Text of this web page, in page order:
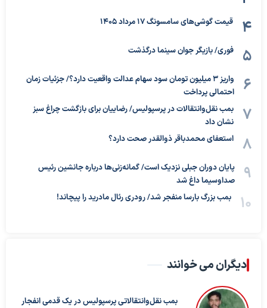
قیمت گوشی‌های سامسونگ 17 مرداد 1405
فوری/ بازیگر جوان سینما درگذشت
واریز ۳ میلیون تومان سود سهام عدالت واقعیت دارد؟/ جزئیات زمان
احتمالی پرداخت
بمب نقل‌وانتقالات در پرسپولیس/ رضاییان برای بازگشت چراغ سبز
نشان داد
استعفای محمدباقر ذوالقدر صحت دارد؟
پایان دوران جبلی نزدیک است/ گمانه‌زنی‌ها درباره جانشین رئیس
صداوسیما داغ شد
بمب بزرگ بارسا منفجر شد/ رودری رئال مادرید را پیچاند!
دیگران می خوانند
بمب نقل‌وانتقالاتی پرسپولیس در یک قدمی انفجار